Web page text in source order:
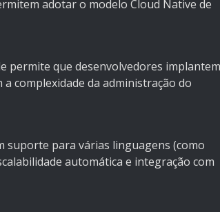
adotar o modelo Cloud Native de
permite que desenvolvedores implantem
complexidade da administração do
suporte para várias linguagens (como
automática e integração com